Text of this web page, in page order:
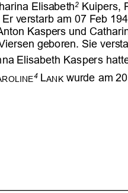

  